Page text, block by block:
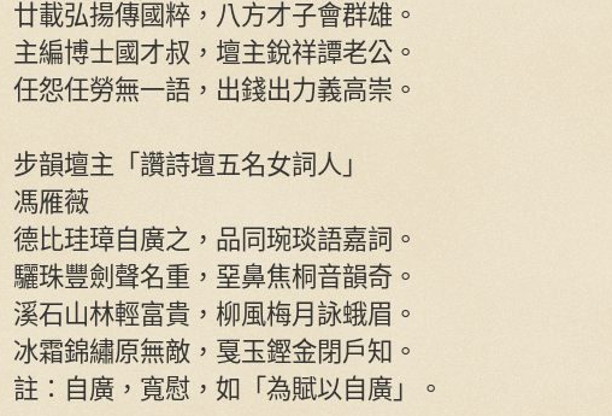
廿載弘揚傳國粹，八方才子會群雄。
主編博士國才叔，壇主銳祥譚老公。
任怨任勞無一語，出錢出力義高崇。
步韻壇主「讚詩壇五名女詞人」
馮雁薇
德比珪璋自廣之，品同琬琰語嘉詞。
驪珠豐劍聲名重，堊鼻焦桐音韻奇。
溪石山林輕富貴，柳風梅月詠蛾眉。
冰霜錦繡原無敵，戛玉鏗金閉戶知。
註：自廣，寬慰，如「為賦以自廣」。